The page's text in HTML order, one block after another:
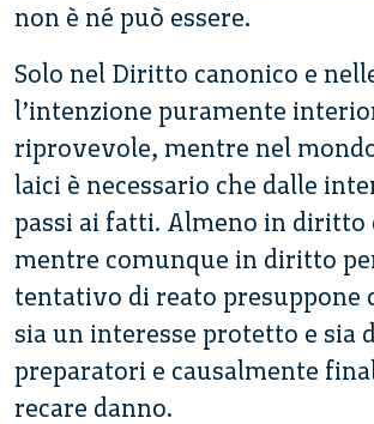
non è né può essere.
Solo nel Diritto canonico e
l’intenzione puramente
riprovevole, mentre nel
laici è necessario che dalle
passi ai fatti. Almeno in diritto
mentre comunque in diritto
tentativo di reato presuppone
sia un interesse protetto e sia
preparatori e causalmente
recare danno.